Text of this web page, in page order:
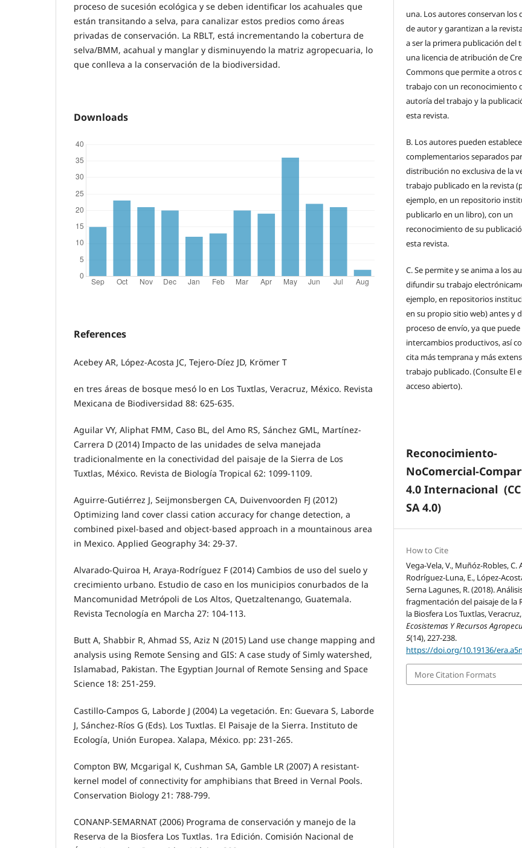
proceso de sucesión ecológica y se deben identificar los acahuales que
están transitando a selva, para canalizar estos predios como áreas
privadas de conservación. La RBLT, está incrementando la cobertura de
selva/BMM, acahual y manglar y disminuyendo la matriz agropecuaria, lo
que conlleva a la conservación de la biodiversidad.
Downloads
References
Acebey AR, López-Acosta JC, Tejero-Díez JD, Krömer T
en tres áreas de bosque mesó lo en Los Tuxtlas, Veracruz, México. Revista
Mexicana de Biodiversidad 88: 625-635.
Aguilar VY, Aliphat FMM, Caso BL, del Amo RS, Sánchez GML, Martínez-
Carrera D (2014) Impacto de las unidades de selva manejada
tradicionalmente en la conectividad del paisaje de la Sierra de Los
Tuxtlas, México. Revista de Biología Tropical 62: 1099-1109.
Aguirre-Gutiérrez J, Seijmonsbergen CA, Duivenvoorden FJ (2012)
Optimizing land cover classi cation accuracy for change detection, a
combined pixel-based and object-based approach in a mountainous area
in Mexico. Applied Geography 34: 29-37.
Alvarado-Quiroa H, Araya-Rodríguez F (2014) Cambios de uso del suelo y
crecimiento urbano. Estudio de caso en los municipios conurbados de la
Mancomunidad Metrópoli de Los Altos, Quetzaltenango, Guatemala.
Revista Tecnología en Marcha 27: 104-113.
Butt A, Shabbir R, Ahmad SS, Aziz N (2015) Land use change mapping and
analysis using Remote Sensing and GIS: A case study of Simly watershed,
Islamabad, Pakistan. The Egyptian Journal of Remote Sensing and Space
Science 18: 251-259.
Castillo-Campos G, Laborde J (2004) La vegetación. En: Guevara S, Laborde
J, Sánchez-Ríos G (Eds). Los Tuxtlas. El Paisaje de la Sierra. Instituto de
Ecología, Unión Europea. Xalapa, México. pp: 231-265.
Compton BW, Mcgarigal K, Cushman SA, Gamble LR (2007) A resistant-
kernel model of connectivity for amphibians that Breed in Vernal Pools.
Conservation Biology 21: 788-799.
CONANP-SEMARNAT (2006) Programa de conservación y manejo de la
Reserva de la Biosfera Los Tuxtlas. 1ra Edición. Comisión Nacional de
una. Los autores conservan los
de autor y garantizan a la
a ser la primera publicación del
una licencia de atribución de
Commons que permite a otros
trabajo con un reconocimiento
autoría del trabajo y la
esta revista.
B. Los autores pueden
complementarios separados
distribución no exclusiva de la
trabajo publicado en la revista
ejemplo, en un repositorio
publicarlo en un libro), con un
reconocimiento de su
esta revista.
C.Se permite y se anima a los
difundir su trabajo
ejemplo, en repositorios
en su propio sitio web) antes y
proceso de envío, ya que
intercambios productivos, así
cita más temprana y más
trabajo publicado. (Consulte El
acceso abierto).
Reconocimiento-
NoComercial-
4.0 Internacional
SA 4.0)
How to Cite
Vega-Vela, V., Muñóz-Robles, C.
Rodríguez-Luna, E., López-
Serna Lagunes, R. (2018).
fragmentación del paisaje de la
la Biosfera Los Tuxtlas,
Ecosistemas Y Recursos
5(14), 227-238.
https://doi.org/10.19136/
More Citation Formats